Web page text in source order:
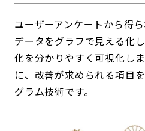
ユーザーアンケートから得
データをグラフで見える化
化を分かりやすく可視化し
に、改善が求められる項目
グラム技術です。